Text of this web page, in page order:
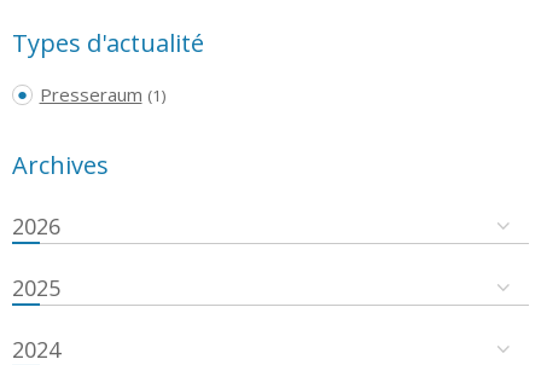
Types d'actualité
Presseraum (1)
Archives
2026
2025
2024